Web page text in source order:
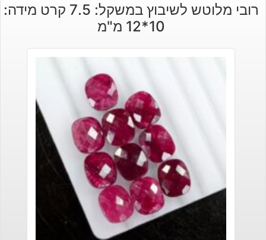
רובי מלוטש לשיבוץ במשקל: 7.5 קרט מידה:
10*12 מ"מ